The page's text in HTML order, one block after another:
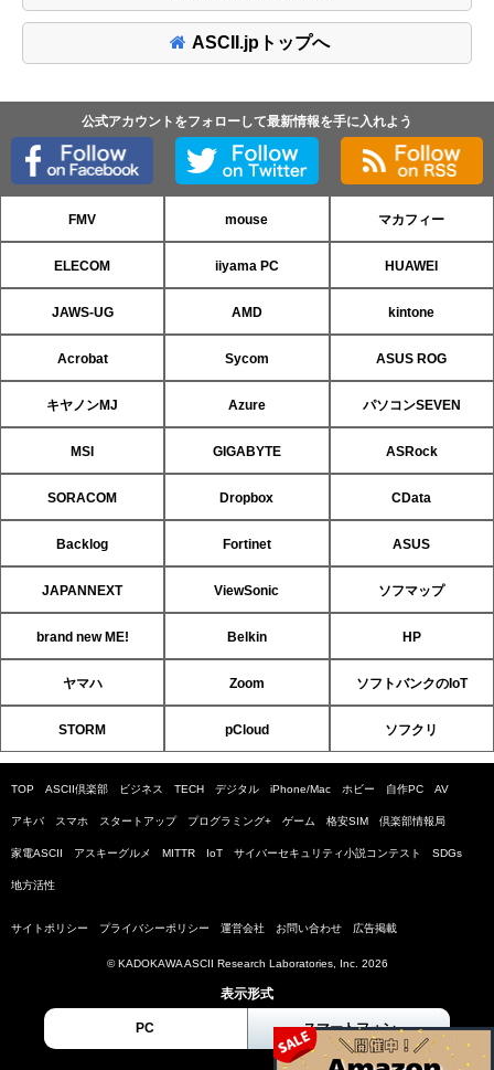
ASCII.jpトップへ
公式アカウントをフォローして最新情報を手に入れよう
FMV mouse マカフィー
ELECOM iiyama PC HUAWEI
JAWS-UG AMD kintone
Acrobat Sycom ASUS ROG
キヤノンMJ Azure パソコンSEVEN
MSI GIGABYTE ASRock
SORACOM Dropbox CData
Backlog Fortinet ASUS
JAPANNEXT ViewSonic ソフマップ
brand new ME! Belkin HP
ヤマハ Zoom ソフトバンクのIoT
STORM pCloud ソフクリ
TOP ASCII倶楽部 ビジネス TECH デジタル iPhone/Mac ホビー 自作PC AV
アキバ スマホ スタートアップ プログラミング+ ゲーム 格安SIM 倶楽部情報局
家電ASCII アスキーグルメ MITTR IoT サイバーセキュリティ小説コンテスト SDGs
地方活性
サイトポリシー プライバシーポリシー 運営会社 お問い合わせ 広告掲載
© KADOKAWA ASCII Research Laboratories, Inc. 2026
表示形式
PC スマートフォン